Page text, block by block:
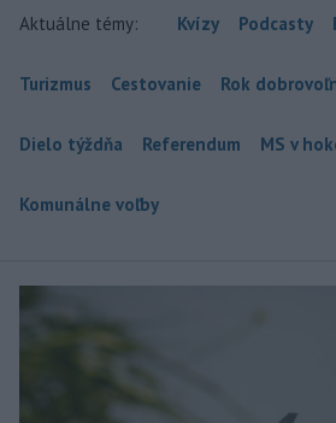
Aktuálne témy: Kvízy Podcasty
Turizmus Cestovanie Rok
Dielo týždňa Referendum MS v
Komunálne voľby